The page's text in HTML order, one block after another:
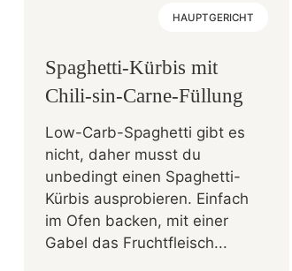
HAUPTGERICHT
Spaghetti-Kürbis mit
Chili-sin-Carne-Füllung
Low-Carb-Spaghetti gibt es
nicht, daher musst du
unbedingt einen Spaghetti-
Kürbis ausprobieren. Einfach
im Ofen backen, mit einer
Gabel das Fruchtfleisch...